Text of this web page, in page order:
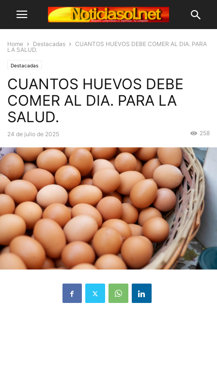
Home Destacadas
CUANTOS HUEVOS DEBE COMER AL DIA. PARA
LA SALUD.
Destacadas
CUANTOS HUEVOS DEBE
COMER AL DIA. PARA LA
SALUD.
24 de julio de 2025 258